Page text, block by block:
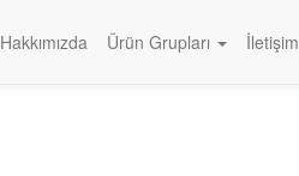
Hakkımızda Ürün Grupları İletişim